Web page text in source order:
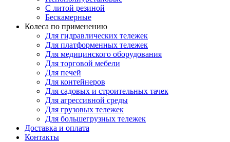
С литой резиной
Бескамерные
Колеса по применению
Для гидравлических тележек
Для платформенных тележек
Для медицинского оборудования
Для торговой мебели
Для печей
Для контейнеров
Для садовых и строительных тачек
Для агрессивной среды
Для грузовых тележек
Для большегрузных тележек
Доставка и оплата
Контакты